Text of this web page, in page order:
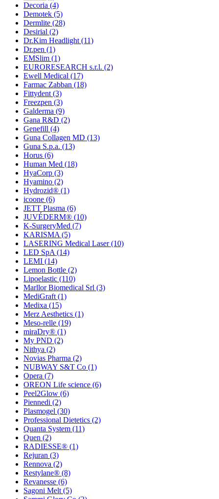
Decoria (4)
Demotek (5)
Dermlite (28)
Desirial (2)
Dr.Kim Headlight (11)
Dr.pen (1)
EMSlim (1)
EURORESEARCH s.r.l. (2)
Ewell Medical (17)
Farmac Zabban (18)
Fittydent (3)
Freezpen (3)
Galderma (9)
Gana R&D (2)
Genefill (4)
Guna Collagen MD (13)
Guna S.p.a. (13)
Horus (6)
Human Med (18)
HyaCorp (3)
Hyamino (2)
Hydrozid® (1)
icoone (6)
JETT Plasma (6)
JUVÉDERM® (10)
K-SurgeryMed (7)
KARISMA (5)
LASERING Medical Laser(10)
LED SpA (14)
LEMI (14)
Lemon Bottle (2)
Lipoelastic (110)
Marllor Biomedical Srl (3)
MediGraft (1)
Medixa (15)
Merz Aesthetics (1)
Meso-relle (19)
miraDry® (1)
My PND (2)
Nithya (2)
Novias Pharma (2)
NUBWAY S&T Co (1)
Opera (7)
OREON Life science (6)
Peel2Glow (6)
Piennedi (2)
Plasmogel (30)
Professional Dietetics (2)
Quanta System (11)
Quen (2)
RADIESSE® (1)
Rejuran (3)
Rennova (2)
Restylane® (8)
Revanesse (6)
Sagoni Melt (5)